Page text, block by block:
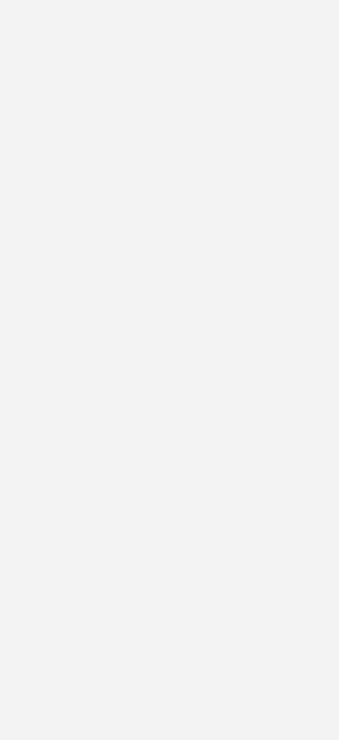
sein werden. Der fiskal-politische
jedenfalls in den nächsten Jahren deutlich
Jahr.“
Kein Problem mit dem SBZ
erhalten Sie regelmäßig von uns
und Neuigkeiten, gebündelt und
Postfach.
Newsletter bin ich damit einverstanden, über
und Online-Angebote
& Co. KG